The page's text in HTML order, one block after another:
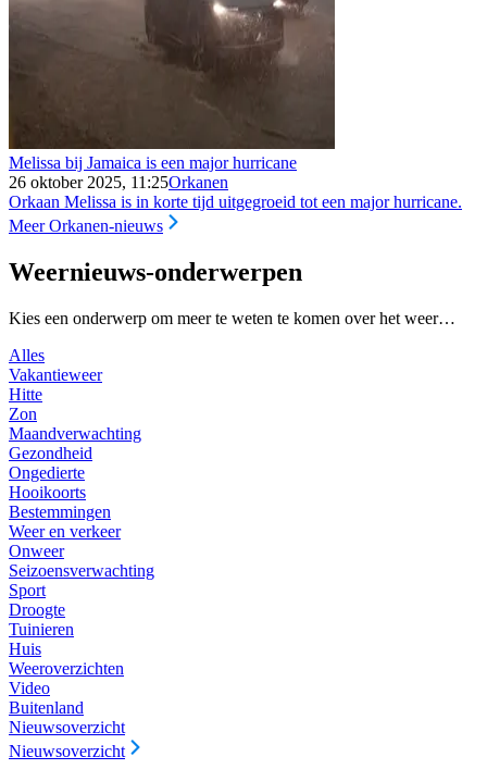
Melissa bij Jamaica is een major hurricane
26 oktober 2025, 11:25Orkanen
Orkaan Melissa is in korte tijd uitgegroeid tot een major hurricane.
Meer Orkanen-nieuws
Weernieuws-onderwerpen
Kies een onderwerp om meer te weten te komen over het weer…
Alles
Vakantieweer
Hitte
Zon
Maandverwachting
Gezondheid
Ongedierte
Hooikoorts
Bestemmingen
Weer en verkeer
Onweer
Seizoensverwachting
Sport
Droogte
Tuinieren
Huis
Weeroverzichten
Video
Buitenland
Nieuwsoverzicht
Nieuwsoverzicht